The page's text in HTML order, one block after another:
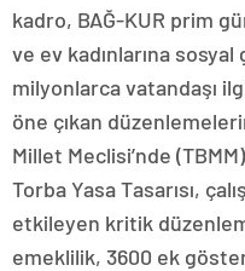
kadro, BAĞ-KUR prim
ve ev kadınlarına
milyonlarca vatandaşı
öne çıkan
Millet Meclisi’nde
Torba Yasa Tasarısı,
etkileyen kritik
emeklilik, 3600 ek